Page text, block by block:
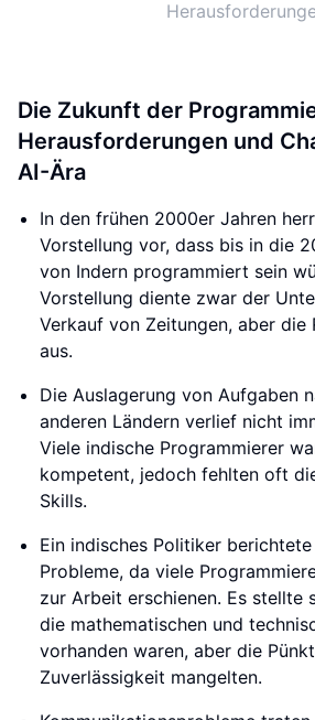
Die Zukunft der
Herausforderungen und
AI-Ära
In den frühen 2000er Jahren
Vorstellung vor, dass bis in die
von Indern programmiert sein
Vorstellung diente zwar der
Verkauf von Zeitungen, aber die
aus.
Die Auslagerung von Aufgaben
anderen Ländern verlief nicht
Viele indische Programmierer
kompetent, jedoch fehlten oft
Skills.
Ein indisches Politiker
Probleme, da viele
zur Arbeit erschienen. Es stellte
die mathematischen und
vorhanden waren, aber die
Zuverlässigkeit mangelten.